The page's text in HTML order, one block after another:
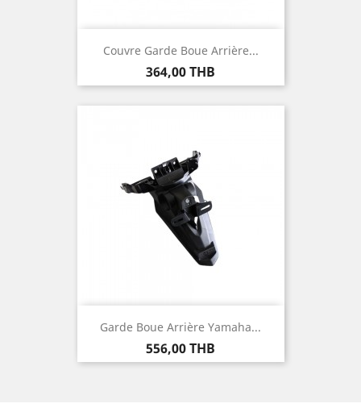
Couvre Garde Boue Arrière...
Prix
364,00 THB
Garde Boue Arrière Yamaha...
Prix
556,00 THB